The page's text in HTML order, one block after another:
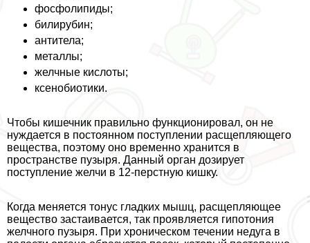
фосфолипиды;
билирубин;
антитела;
металлы;
желчные кислоты;
ксенобиотики.
Чтобы кишечник правильно функционировал, он не
нуждается в постоянном поступлении расщепляющего
вещества, поэтому оно временно хранится в
прострaнcтве пузыря. Данный орган дозирует
поступление желчи в 12-перстную кишку.
Когда меняется тонус гладких мышц, расщепляющее
вещество застаивается, так проявляется гипотония
желчного пузыря. При хроническом течении недуга в